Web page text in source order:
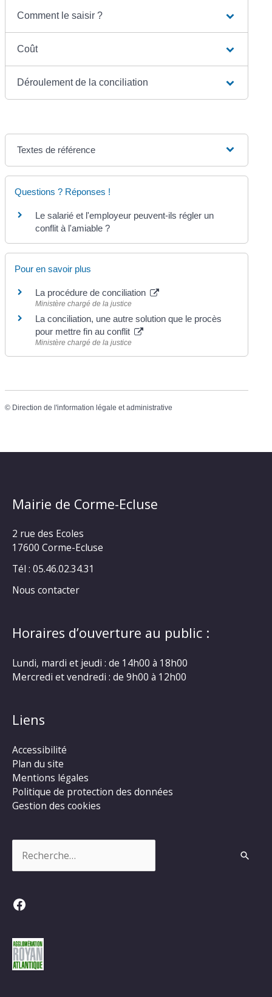
Comment le saisir ?
Coût
Déroulement de la conciliation
Textes de référence
Questions ? Réponses !
Le salarié et l'employeur peuvent-ils régler un
conflit à l'amiable ?
Pour en savoir plus
La procédure de conciliation
Ministère chargé de la justice
La conciliation, une autre solution que le procès
pour mettre fin au conflit
Ministère chargé de la justice
© Direction de l'information légale et administrative
Mairie de Corme-Ecluse
2 rue des Ecoles
17600 Corme-Ecluse
Tél : 05.46.02.34.31
Nous contacter
Horaires d’ouverture au public :
Lundi, mardi et jeudi : de 14h00 à 18h00
Mercredi et vendredi : de 9h00 à 12h00
Liens
Accessibilité
Plan du site
Mentions légales
Politique de protection des données
Gestion des cookies
Facebook